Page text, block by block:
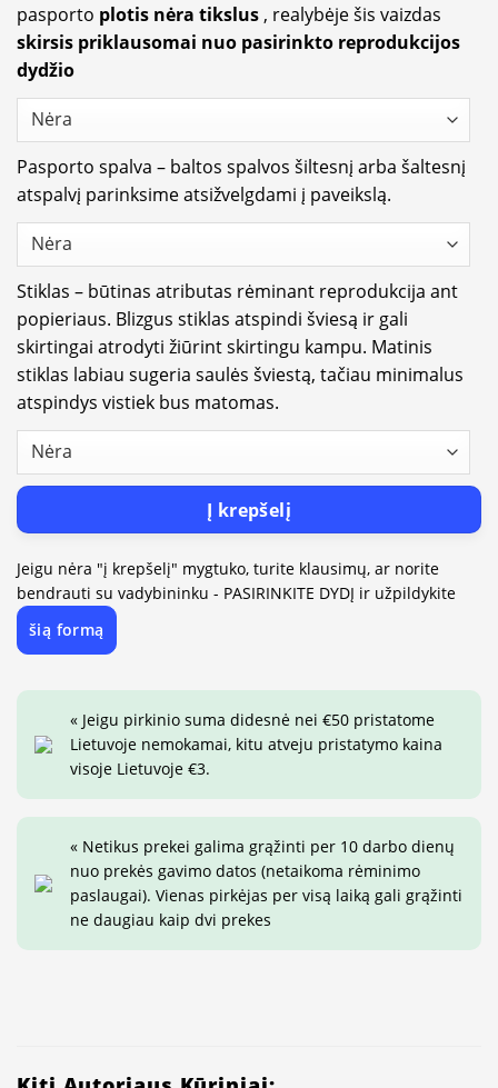
pasporto plotis nėra tikslus , realybėje šis vaizdas
skirsis priklausomai nuo pasirinkto reprodukcijos
dydžio
Pasporto spalva – baltos spalvos šiltesnį arba šaltesnį
atspalvį parinksime atsižvelgdami į paveikslą.
Stiklas – būtinas atributas rėminant reprodukcija ant
popieriaus. Blizgus stiklas atspindi šviesą ir gali
skirtingai atrodyti žiūrint skirtingu kampu. Matinis
stiklas labiau sugeria saulės šviestą, tačiau minimalus
atspindys vistiek bus matomas.
Į krepšelį
Jeigu nėra "į krepšelį" mygtuko, turite klausimų, ar norite
bendrauti su vadybininku - PASIRINKITE DYDĮ ir užpildykite
šią formą
« Jeigu pirkinio suma didesnė nei €50 pristatome
Lietuvoje nemokamai, kitu atveju pristatymo kaina
visoje Lietuvoje €3.
« Netikus prekei galima grąžinti per 10 darbo dienų
nuo prekės gavimo datos (netaikoma rėminimo
paslaugai). Vienas pirkėjas per visą laiką gali grąžinti
ne daugiau kaip dvi prekes